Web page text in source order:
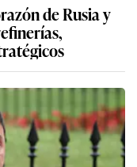
de Rusia y